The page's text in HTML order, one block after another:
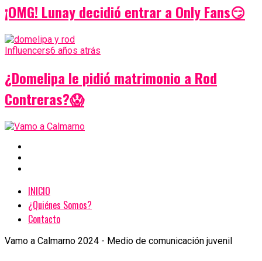
¡OMG! Lunay decidió entrar a Only Fans😏
Influencers6 años atrás
¿Domelipa le pidió matrimonio a Rod
Contreras?😱
INICIO
¿Quiénes Somos?
Contacto
Vamo a Calmarno 2024 - Medio de comunicación juvenil